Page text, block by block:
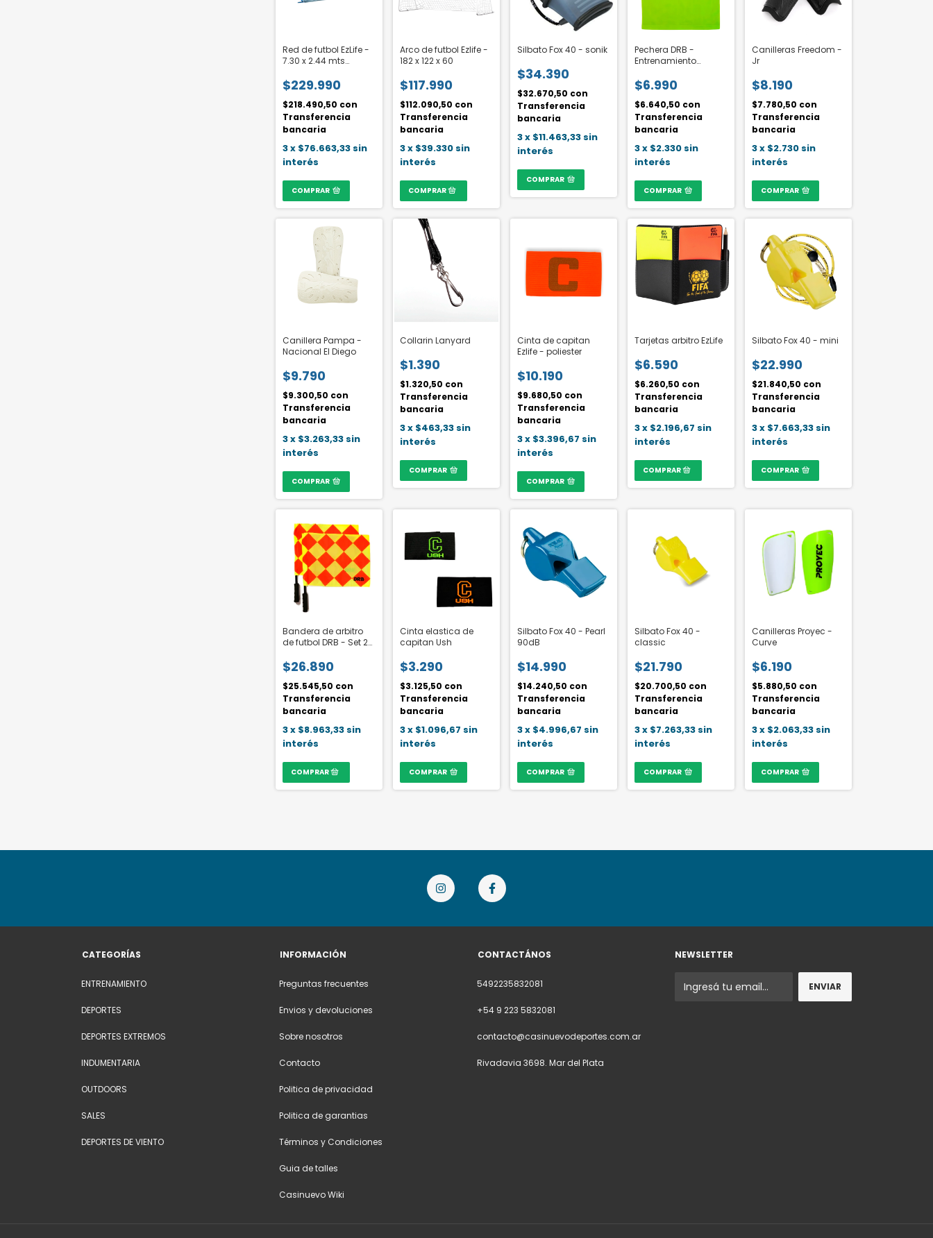
Red de futbol EzLife -
7.30 x 2.44 mts
$229.990
$218.490,50 con
Transferencia
bancaria
3x $76.663,33 sin
interés
COMPRAR
Arco de futbol Ezlife -
182 x 122 x 60
$117.990
$112.090,50 con
Transferencia
bancaria
3x $39.330 sin
interés
Silbato Fox 40 - sonik
$34.390
$32.670,50 con
Transferencia
bancaria
3x $11.463,33 sin
interés
COMPRAR
Pechera DRB -
Entrenamiento
$6.990
$6.640,50 con
Transferencia
bancaria
3x $2.330 sin
interés
COMPRAR
Canilleras Freedom -
Jr
$8.190
$7.780,50 con
Transferencia
bancaria
3x $2.730 sin
interés
COMPRAR
Canillera Pampa -
Nacional El Diego
$9.790
$9.300,50 con
Transferencia
bancaria
3x $3.263,33 sin
interés
COMPRAR
Collarin Lanyard
$1.390
$1.320,50 con
Transferencia
bancaria
3x $463,33 sin
interés
COMPRAR
Cinta de capitan
Ezlife - poliester
$10.190
$9.680,50 con
Transferencia
bancaria
3x $3.396,67 sin
interés
COMPRAR
Tarjetas arbitro EzLife
$6.590
$6.260,50 con
Transferencia
bancaria
3x $2.196,67 sin
interés
Silbato Fox 40 - mini
$22.990
$21.840,50 con
Transferencia
bancaria
3x $7.663,33 sin
interés
COMPRAR
Bandera de arbitro
de futbol DRB - Set 2
$26.890
$25.545,50 con
Transferencia
bancaria
3x $8.963,33 sin
interés
Cinta elastica de
capitan Ush
$3.290
$3.125,50 con
Transferencia
bancaria
3x $1.096,67 sin
interés
COMPRAR
Silbato Fox 40 - Pearl
90dB
$14.990
$14.240,50 con
Transferencia
bancaria
3x $4.996,67 sin
interés
COMPRAR
Silbato Fox 40 -
classic
$21.790
$20.700,50 con
Transferencia
bancaria
3x $7.263,33 sin
interés
COMPRAR
Canilleras Proyec -
Curve
$6.190
$5.880,50 con
Transferencia
bancaria
3x $2.063,33 sin
interés
COMPRAR
CATEGORÍAS
ENTRENAMIENTO
DEPORTES
DEPORTES EXTREMOS
INDUMENTARIA
OUTDOORS
SALES
DEPORTES DE VIENTO
INFORMACIÓN
Preguntas frecuentes
Envios y devoluciones
Sobre nosotros
Contacto
Politica de privacidad
Politica de garantias
Términos y Condiciones
Guia de talles
Casinuevo Wiki
CONTACTÁNOS
5492235832081
+54 9 223 5832081
contacto@casinuevodeportes.com.ar
Rivadavia 3698. Mar del Plata
NEWSLETTER